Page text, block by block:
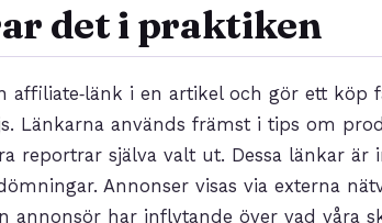
det i praktiken
affiliate‑länk i en artikel och gör ett köp
Länkarna används främst i tips om
reportrar själva valt ut. Dessa länkar är
Annonser visas via externa
annonsör har inflytande över vad våra